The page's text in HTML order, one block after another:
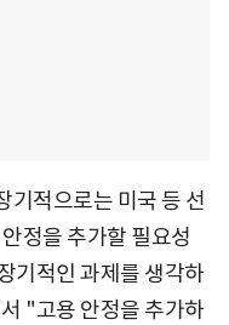
기적으로는 미국 등 선
정을 추가할 필요성
기적인 과제를 생각하
"고용 안정을 추가하